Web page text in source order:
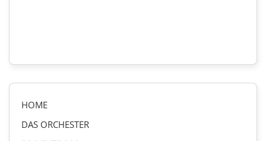
HOME
DAS ORCHESTER